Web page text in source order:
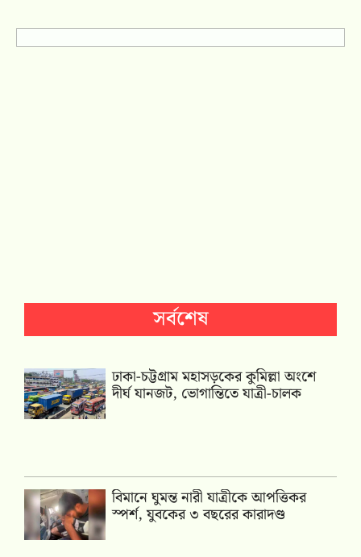
সর্বশেষ
ঢাকা-চট্টগ্রাম মহাসড়কের কুমিল্লা অংশে
দীর্ঘ যানজট, ভোগান্তিতে যাত্রী-চালক
বিমানে ঘুমন্ত নারী যাত্রীকে আপত্তিকর
স্পর্শ, যুবকের ৩ বছরের কারাদণ্ড